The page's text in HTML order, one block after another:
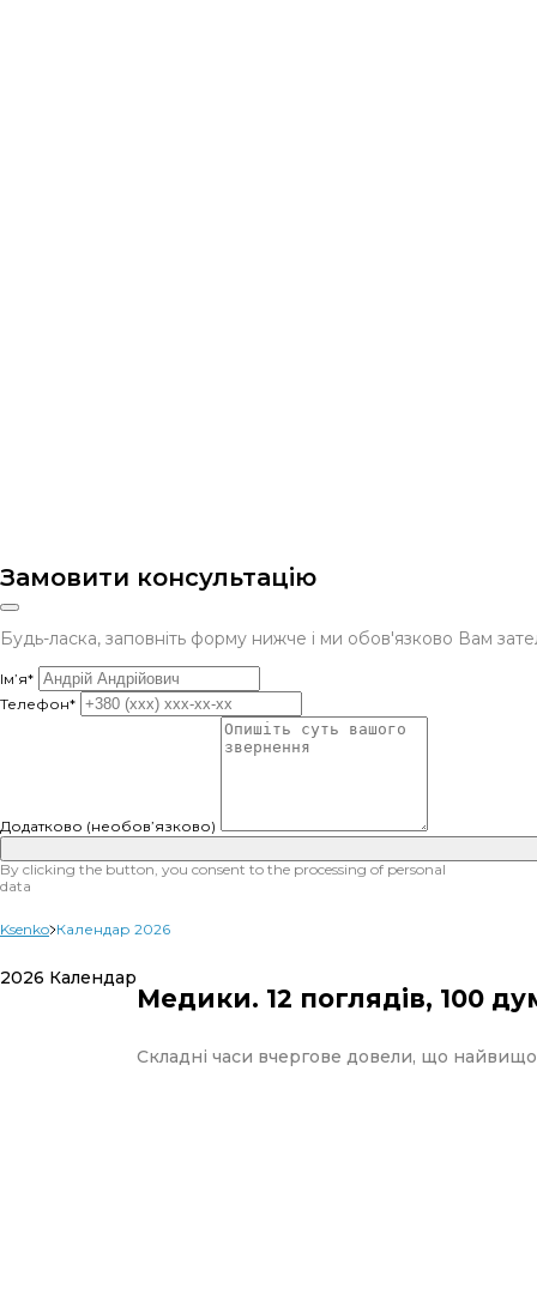
Замовити консультацію
Будь-ласка, заповніть форму нижче і ми обов'язково Вам
Ім’я*
Телефон*
Додатково (необов’язково)
By clicking the button, you consent to the processing of personal
data
Ksenko Календар 2026
2026 Календар
Медики. 12 поглядів, 100
Складні часи вчергове довели, що